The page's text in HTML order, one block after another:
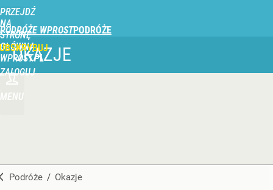
PRZEJDŹ
NA
STRONĘ
GŁÓWNĄ
WPROST.PL
PODRÓŻE WPROST
ZALOGUJ
MENU
OKAZJE
Podróże / Okazje